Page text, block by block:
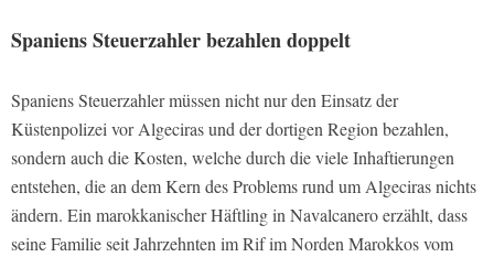
Spaniens Steuerzahler bezahlen doppelt
Spaniens Steuerzahler müssen nicht nur den Einsatz der
Küstenpolizei vor Algeciras und der dortigen Region bezahlen,
sondern auch die Kosten, welche durch die viele Inhaftierungen
entstehen, die an dem Kern des Problems rund um Algeciras nichts
ändern. Ein marokkanischer Häftling in Navalcanero erzählt, dass
seine Familie seit Jahrzehnten im Rif im Norden Marokkos vom